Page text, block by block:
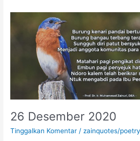
26 Desember 2020
Tinggalkan Komentar / zainquotes/poetry
Desember